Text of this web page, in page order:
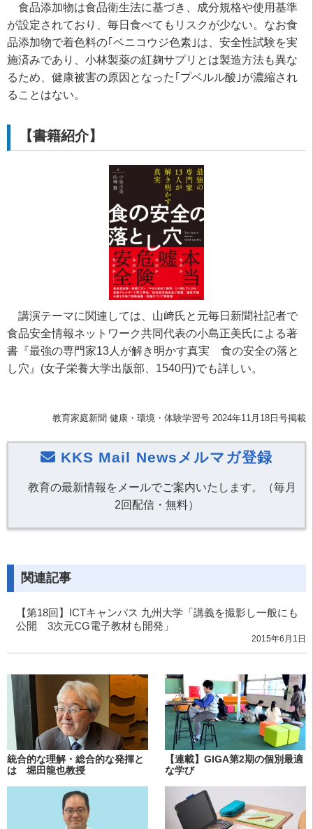
食品添加物は食品衛生法に基づき、成分規格や使用基準
が設定されており、毎日食べてもリスクが少ない。なお食
品添加物で着色料の｢ベニコウジ色素｣は、安全性試験を実
施済みであり、小林製薬の紅麹サプリとは製造方法も異な
るため、健康被害の原因となった｢プベルル酸｣が濃縮され
ることはない。
【書籍紹介】
講演テーマに関連しては、山﨑氏と元毎日新聞社記者で
食品安全情報ネットワーク共同代表の小島正美氏による著
書『最強の専門家13人が解き明かす真実 食の安全の落と
し穴』(女子栄養大学出版部、1540円)でも詳しい。
教育家庭新聞 健康・環境・体験学習号 2024年11月18日号掲載
KKS Mail Newsメルマガ登録
教育の最新情報をメールでご案内いたします。（毎月
2回配信・無料）
関連記事
【第18回】ICTキャンパス 九州大学「講義を撮影し一般にも
公開 3次元CG電子教材も開発」
2015年6月1日
統合的な理解・総合的な発揮と
は 堀田龍也教授
【連載】GIGA第2期の個別最適
な学び